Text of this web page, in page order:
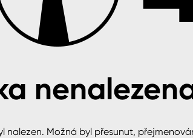
nalezen. Možná byl přesunut,